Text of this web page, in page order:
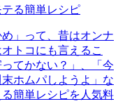
る簡単レシピ
」って、昔はオンナ
トコにも言えるこ
てかない？」、「今
ホムパしようよ」な
簡単レシピを人気料